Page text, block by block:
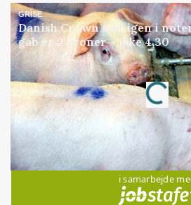
GRISE
Danish Crown slår igen i
gab er 3 kroner – ikke 4,30
Annonce
Jobs
i samarbejde